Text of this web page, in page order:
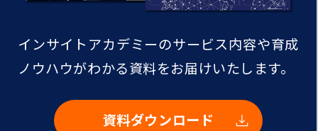
インサイトアカデミーのサービス内容や育成
ノウハウがわかる資料をお届けいたします。
資料ダウンロード